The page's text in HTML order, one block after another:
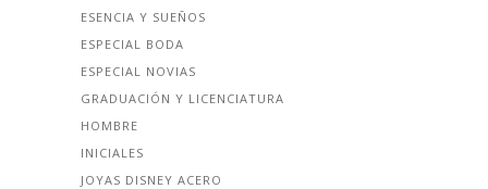
ESENCIA Y SUEÑOS
ESPECIAL BODA
ESPECIAL NOVIAS
GRADUACIÓN Y LICENCIATURA
HOMBRE
INICIALES
JOYAS DISNEY ACERO